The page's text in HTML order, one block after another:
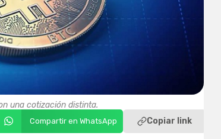
una cotización distinta.
Compartir en WhatsApp Copiar link